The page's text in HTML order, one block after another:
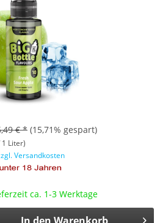
€ * (15,71% gespart)
Liter)
Versandkosten
ca. 1-3 Werktage